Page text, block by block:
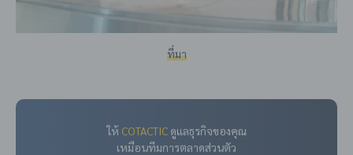
ที่มา
ให้ COTACTICดูแลธุรกิจของคุณ
เหมือนทีมการตลาดส่วนตัว